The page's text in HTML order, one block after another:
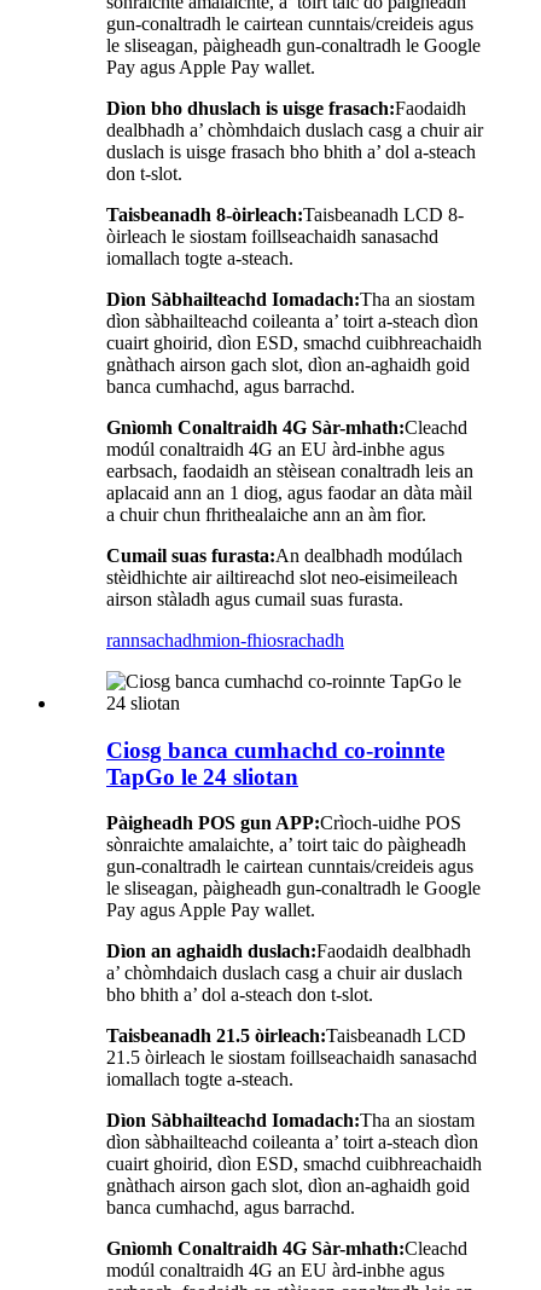
gun-conaltradh le cairtean cunntais/creideis agus
le sliseagan, pàigheadh ​​gun-conaltradh le Google
Pay agus Apple Pay wallet.
Dìon bho dhuslach is uisge frasach:Faodaidh
dealbhadh a’ chòmhdaich duslach casg a chuir air
duslach is uisge frasach bho bhith a’ dol a-steach
don t-slot.
Taisbeanadh 8-òirleach:Taisbeanadh LCD 8-
òirleach le siostam foillseachaidh sanasachd
iomallach togte a-steach.
Dìon Sàbhailteachd Iomadach:Tha an siostam
dìon sàbhailteachd coileanta a’ toirt a-steach dìon
cuairt ghoirid, dìon ESD, smachd cuibhreachaidh
gnàthach airson gach slot, dìon an-aghaidh goid
banca cumhachd, agus barrachd.
Gnìomh Conaltraidh 4G Sàr-mhath:Cleachd
modúl conaltraidh 4G an EU àrd-inbhe agus
earbsach, faodaidh an stèisean conaltradh leis an
aplacaid ann an 1 diog, agus faodar an dàta màil
a chuir chun fhrithealaiche ann an àm fìor.
Cumail suas furasta:An dealbhadh modúlach
stèidhichte air ailtireachd slot neo-eisimeileach
airson stàladh agus cumail suas furasta.
rannsachadhmion-fhiosrachadh
Ciosg banca cumhachd co-roinnte
TapGo le 24 sliotan
Pàigheadh ​​POS gun APP:Crìoch-uidhe POS
sònraichte amalaichte, a’ toirt taic do pàigheadh ​​
gun-conaltradh le cairtean cunntais/creideis agus
le sliseagan, pàigheadh ​​gun-conaltradh le Google
Pay agus Apple Pay wallet.
Dìon an aghaidh duslach:Faodaidh dealbhadh
a’ chòmhdaich duslach casg a chuir air duslach
bho bhith a’ dol a-steach don t-slot.
Taisbeanadh 21.5 òirleach:Taisbeanadh LCD
21.5 òirleach le siostam foillseachaidh sanasachd
iomallach togte a-steach.
Dìon Sàbhailteachd Iomadach:Tha an siostam
dìon sàbhailteachd coileanta a’ toirt a-steach dìon
cuairt ghoirid, dìon ESD, smachd cuibhreachaidh
gnàthach airson gach slot, dìon an-aghaidh goid
banca cumhachd, agus barrachd.
Gnìomh Conaltraidh 4G Sàr-mhath:Cleachd
modúl conaltraidh 4G an EU àrd-inbhe agus